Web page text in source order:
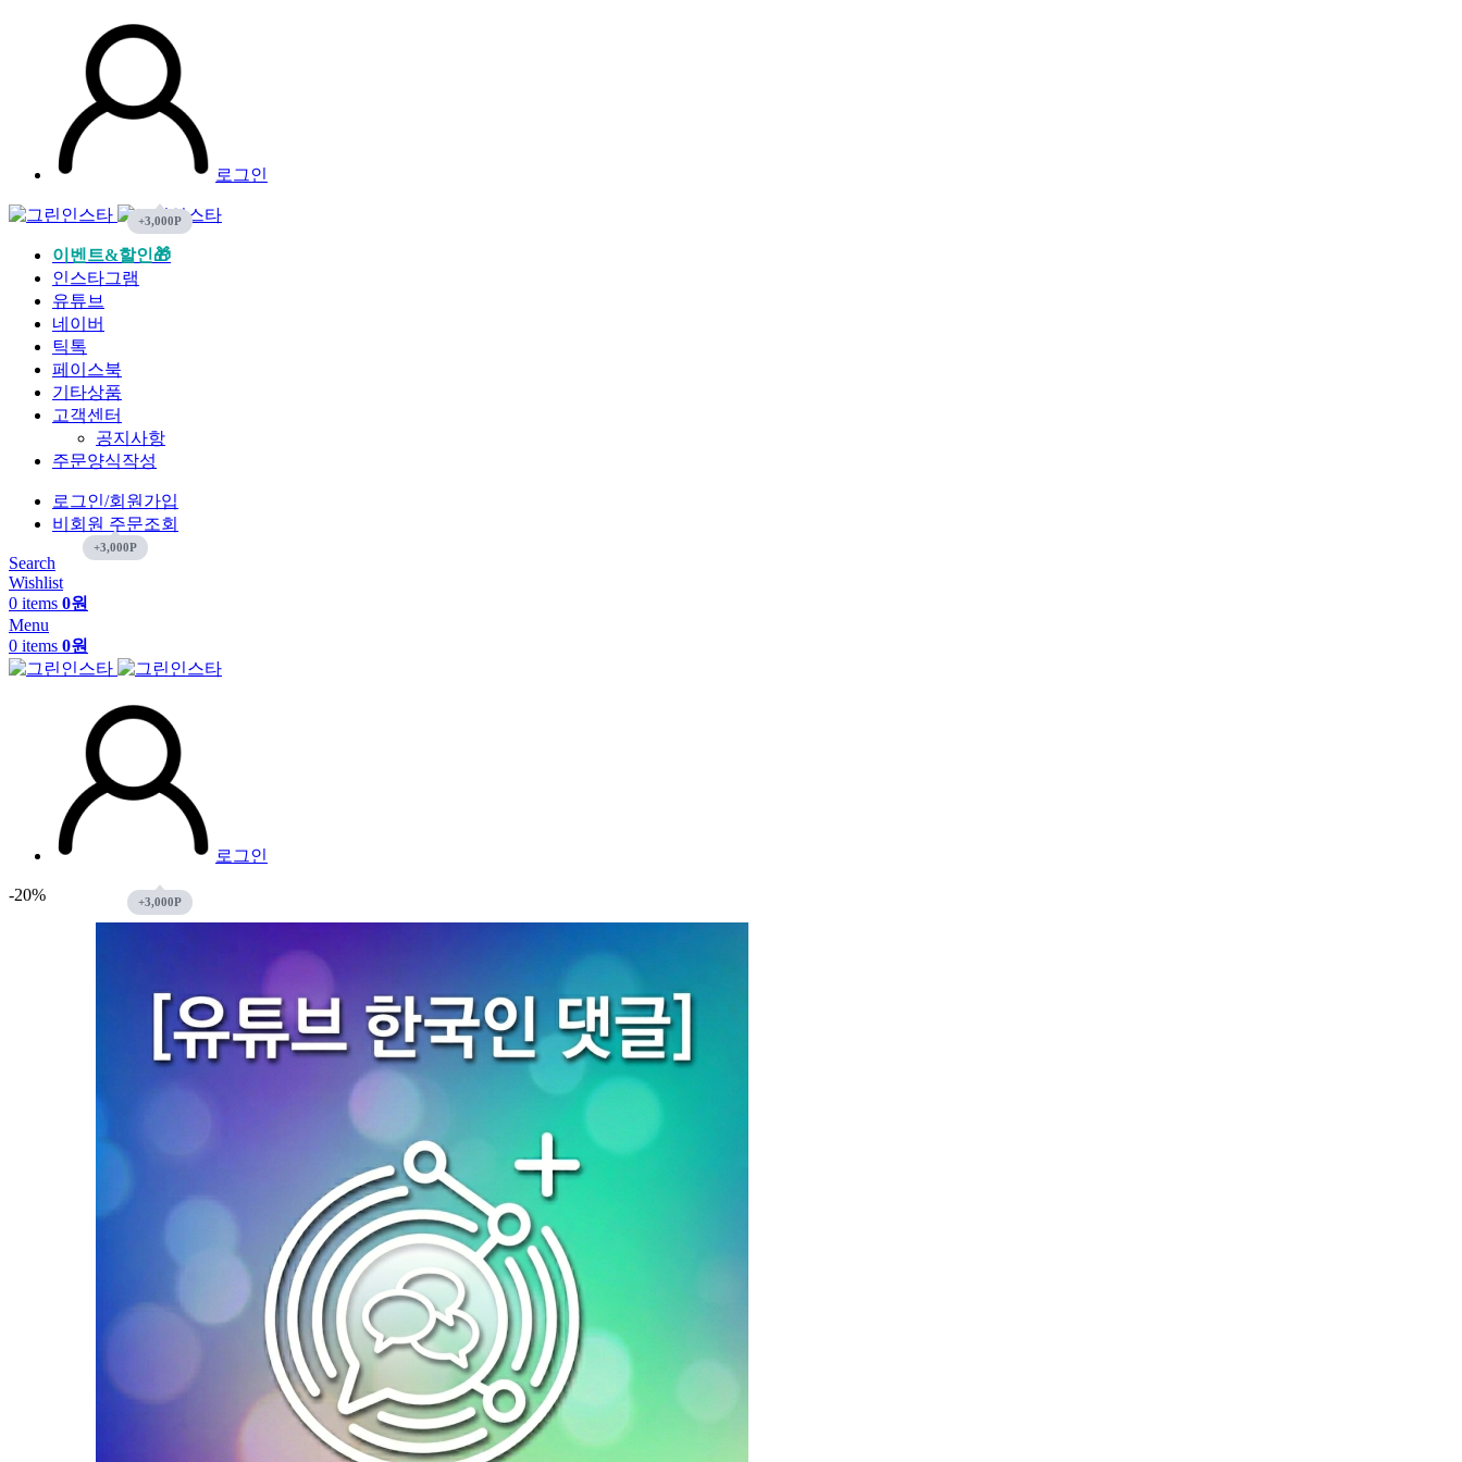
로그인
이벤트&할인🎁
인스타그램
유튜브
네이버
틱톡
페이스북
기타상품
고객센터
공지사항
주문양식작성
로그인/회원가입
비회원 주문조회
Search
Wishlist
0 items 0원
Menu
0 items 0원
로그인
-20%